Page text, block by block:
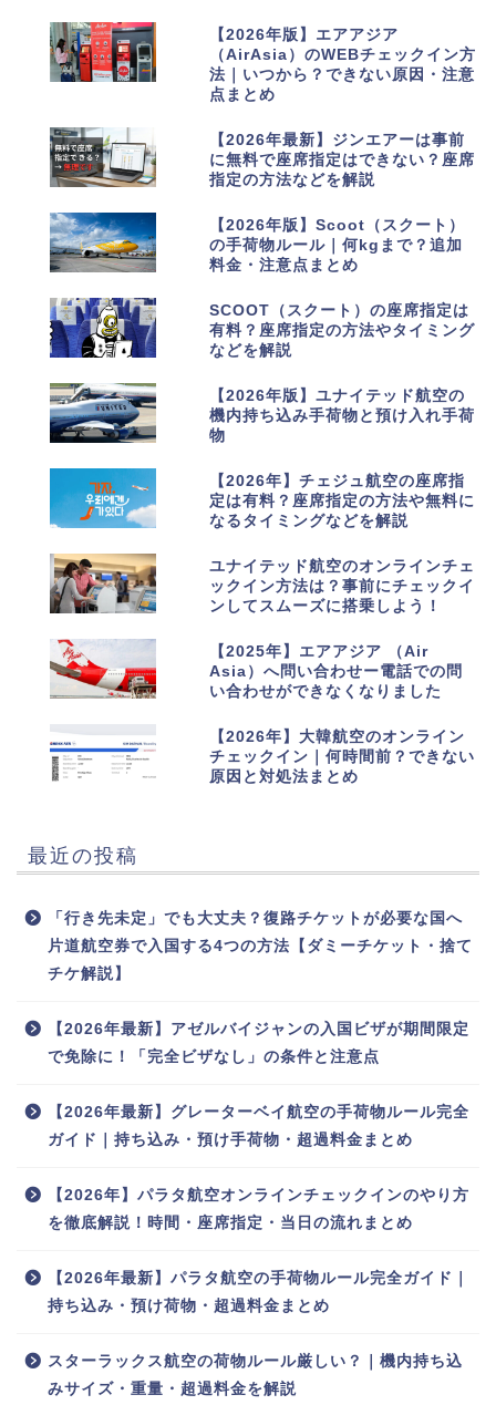
【2026年版】エアアジア
（AirAsia）のWEBチェックイン方
法｜いつから？できない原因・注意
点まとめ
【2026年最新】ジンエアーは事前
に無料で座席指定はできない？座席
指定の方法などを解説
【2026年版】Scoot（スクート）
の手荷物ルール｜何kgまで？追加
料金・注意点まとめ
SCOOT（スクート）の座席指定は
有料？座席指定の方法やタイミング
などを解説
【2026年版】ユナイテッド航空の
機内持ち込み手荷物と預け入れ手荷
物
【2026年】チェジュ航空の座席指
定は有料？座席指定の方法や無料に
なるタイミングなどを解説
ユナイテッド航空のオンラインチェ
ックイン方法は？事前にチェックイ
ンしてスムーズに搭乗しよう！
【2025年】エアアジア （Air
Asia）へ問い合わせー電話での問
い合わせができなくなりました
【2026年】大韓航空のオンライン
チェックイン｜何時間前？できない
原因と対処法まとめ
最近の投稿
「行き先未定」でも大丈夫？復路チケットが必要な国へ
片道航空券で入国する4つの方法【ダミーチケット・捨て
チケ解説】
【2026年最新】アゼルバイジャンの入国ビザが期間限定
で免除に！「完全ビザなし」の条件と注意点
【2026年最新】グレーターベイ航空の手荷物ルール完全
ガイド｜持ち込み・預け手荷物・超過料金まとめ
【2026年】パラタ航空オンラインチェックインのやり方
を徹底解説！時間・座席指定・当日の流れまとめ
【2026年最新】パラタ航空の手荷物ルール完全ガイド｜
持ち込み・預け荷物・超過料金まとめ
スターラックス航空の荷物ルール厳しい？｜機内持ち込
みサイズ・重量・超過料金を解説